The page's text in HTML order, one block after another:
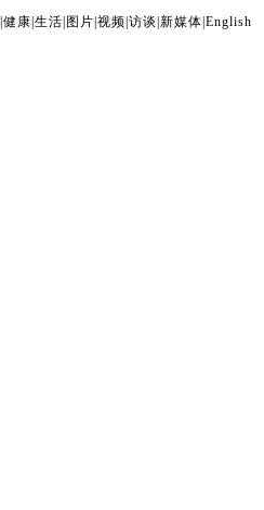
健康 生活 图片 视频 访谈 新媒体 English